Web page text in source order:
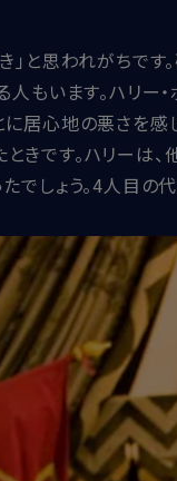
」と思われがちで
もいます。ハリー
居心地の悪さを感
です。ハリーは、
でしょう。4人目の